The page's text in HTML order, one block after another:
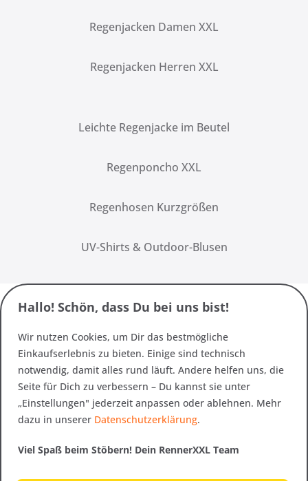
Regenjacken Damen XXL
Regenjacken Herren XXL
Leichte Regenjacke im Beutel
Regenponcho XXL
Regenhosen Kurzgrößen
UV-Shirts & Outdoor-Blusen
Hallo! Schön, dass Du bei uns bist!
Wir nutzen Cookies, um Dir das bestmögliche
Einkaufserlebnis zu bieten. Einige sind technisch
notwendig, damit alles rund läuft. Andere helfen uns, die
Seite für Dich zu verbessern – Du kannst sie unter
„Einstellungen" jederzeit anpassen oder ablehnen. Mehr
dazu in unserer Datenschutzerklärung.
Viel Spaß beim Stöbern! Dein RennerXXL Team